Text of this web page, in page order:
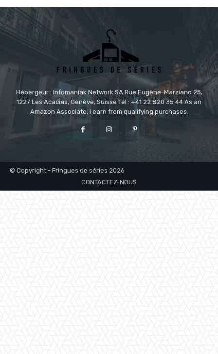
Hébergeur : Infomaniak Network SA Rue Eugène-Marziano 25,
1227 Les Acacias, Genève, Suisse Tél : +41 22 820 35 44 As an
Amazon Associate, I earn from qualifying purchases.
© Copyright - Fringues de séries 2026
CONTACTEZ-NOUS